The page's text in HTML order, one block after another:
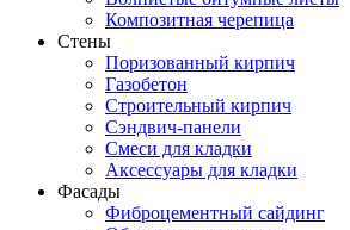
Композитная черепица
Стены
Поризованный кирпич
Газобетон
Строительный кирпич
Сэндвич-панели
Смеси для кладки
Аксессуары для кладки
Фасады
Фиброцементный сайдинг